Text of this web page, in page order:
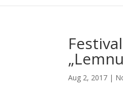
Aug 2, 2017 |